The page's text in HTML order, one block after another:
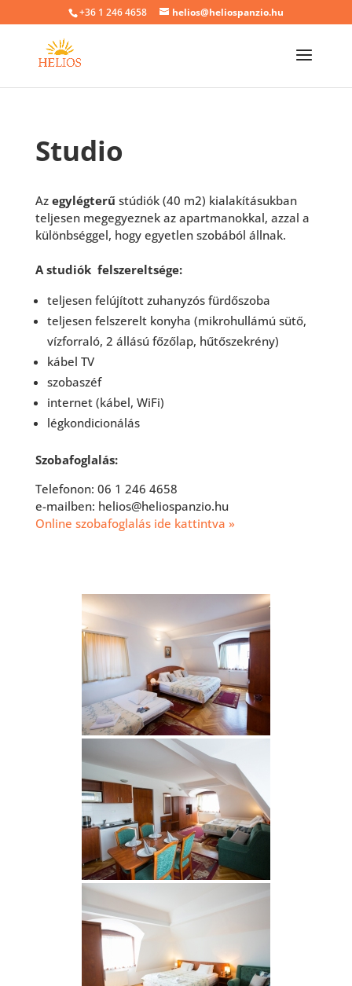
+36 1 246 4658 helios@heliospanzio.hu
Studio
Az egylégterű stúdiók (40 m2) kialakításukban
teljesen megegyeznek az apartmanokkal, azzal a
különbséggel, hogy egyetlen szobából állnak.
A studiók felszereltsége:
teljesen felújított zuhanyzós fürdőszoba
teljesen felszerelt konyha (mikrohullámú sütő,
vízforraló, 2 állású főzőlap, hűtőszekrény)
kábel TV
szobaszéf
internet (kábel, WiFi)
légkondicionálás
Szobafoglalás:
Telefonon: 06 1 246 4658
e-mailben: helios@heliospanzio.hu
Online szobafoglalás ide kattintva »